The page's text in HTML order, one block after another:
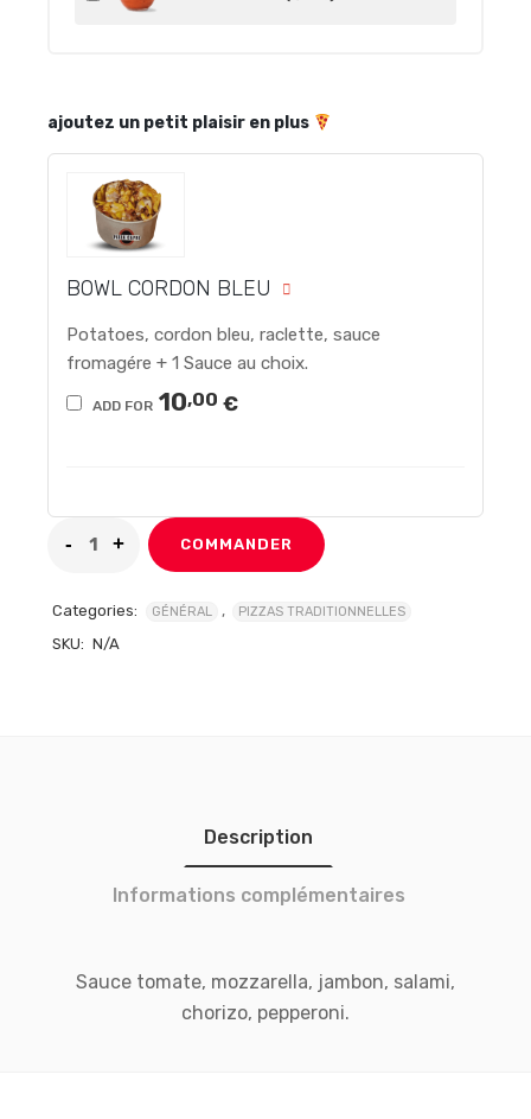
ajoutez un petit plaisir en plus
BOWL CORDON BLEU
Potatoes, cordon bleu, raclette, sauce
fromagére + 1 Sauce au choix.
ADD FOR 10,00 €
COMMANDER
Categories: GÉNÉRAL , PIZZAS TRADITIONNELLES
SKU: N/A
Description
Informations complémentaires
Sauce tomate, mozzarella, jambon, salami,
chorizo, pepperoni.